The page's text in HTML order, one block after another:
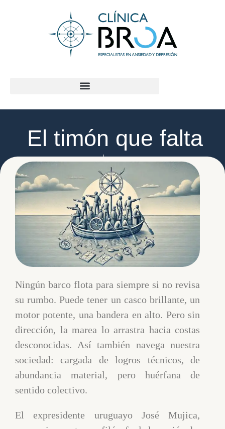
El timón que falta
Clínica Broa agosto 12, 2025
Ningún barco flota para siempre si no revisa
su rumbo. Puede tener un casco brillante, un
motor potente, una bandera en alto. Pero sin
dirección, la marea lo arrastra hacia costas
desconocidas. Así también navega nuestra
sociedad: cargada de logros técnicos, de
abundancia material, pero huérfana de
sentido colectivo.
El expresidente uruguayo José Mujica,